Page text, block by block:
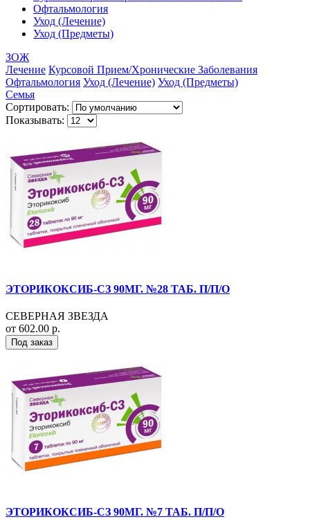
Офтальмология
Уход (Лечение)
Уход (Предметы)
ЗОЖ
Лечение Курсовой Прием/Хронические Заболевания
Офтальмология Уход (Лечение) Уход (Предметы)
Семья
Сортировать:
Показывать:
ЭТОРИКОКСИБ-СЗ 90МГ. №28 ТАБ. П/П/О
СЕВЕРНАЯ ЗВЕЗДА
от 602.00 р.
Под заказ
ЭТОРИКОКСИБ-СЗ 90МГ. №7 ТАБ. П/П/О